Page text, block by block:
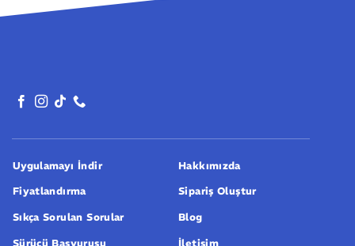
Uygulamayı İndir Hakkımızda
Fiyatlandırma Sipariş Oluştur
Sıkça Sorulan Sorular Blog
Sürücü Başvurusu İletişim